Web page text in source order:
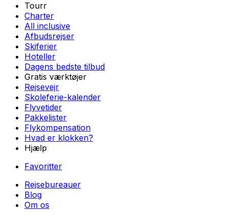
Tourr
Charter
All inclusive
Afbudsrejser
Skiferier
Hoteller
Dagens bedste tilbud
Gratis værktøjer
Rejsevejr
Skoleferie-kalender
Flyvetider
Pakkelister
Flykompensation
Hvad er klokken?
Hjælp
Favoritter
Rejsebureauer
Blog
Om os